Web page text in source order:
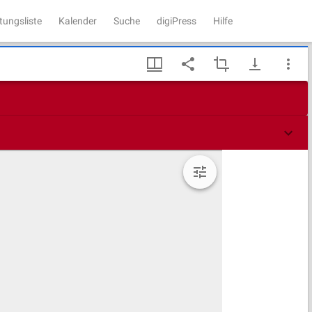
Kalender Suche digiPress Hilfe